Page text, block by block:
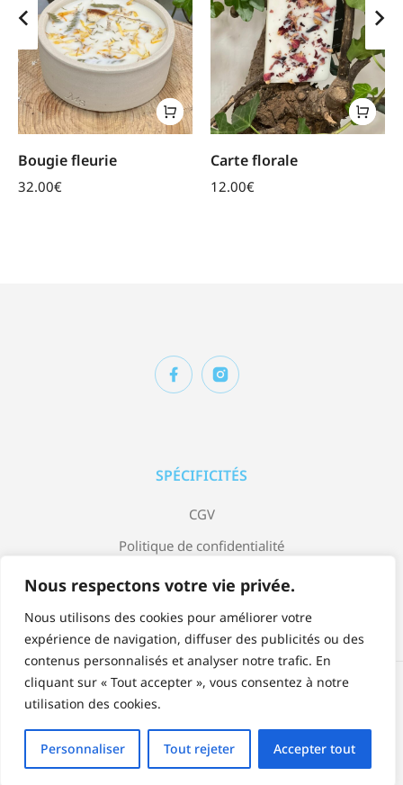
Nous respectons votre vie privée.
Nous utilisons des cookies pour améliorer votre
expérience de navigation, diffuser des publicités ou des
contenus personnalisés et analyser notre trafic. En
cliquant sur « Tout accepter », vous consentez à notre
utilisation des cookies.
Personnaliser Tout rejeter Accepter tout
Bougie fleurie
32.00€
Carte florale
12.00€
SPÉCIFICITÉS
CGV
Politique de confidentialité
Mentions légales
© Copyright 2023 Jardin Bleu by Arrow Design.
Accepter: